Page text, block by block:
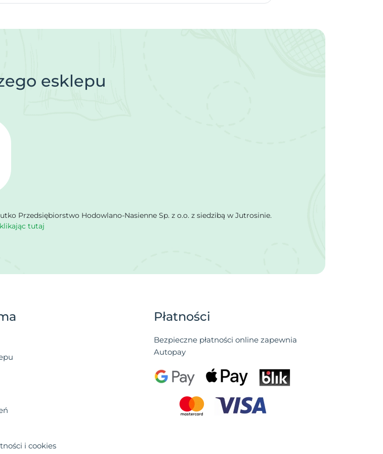
esklepu
Przedsiębiorstwo Hodowlano-Nasienne Sp. z o.o. z siedzibą w Jutrosinie.
klikając tutaj
i cookies
Płatności
Bezpieczne płatności online zapewnia
Autopay